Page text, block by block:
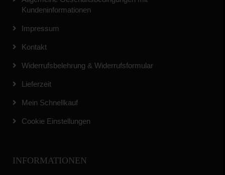
Kundeninformationen
Impressum
Kontakt
Widerrufsbelehrung & Widerrufsformular
Lieferzeit
Mein Schnellkauf
Cookie Einstellungen
INFORMATIONEN